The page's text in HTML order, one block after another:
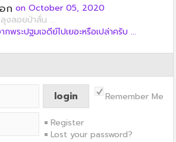
ก on October 05, 2020
งลอยป่าลั่น ...
กพระปฐมเจดีย์ไปเยอะหรือเปล่าครับ ...
Remember Me
Register
Lost your password?